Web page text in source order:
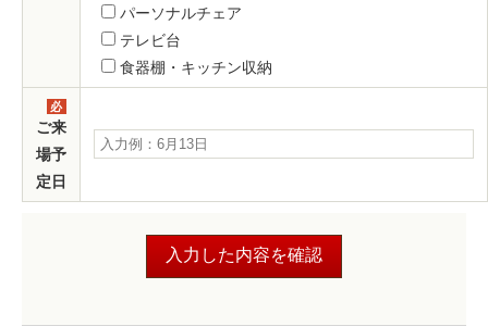
パーソナルチェア
テレビ台
食器棚・キッチン収納
必
須
ご来
場予
定日